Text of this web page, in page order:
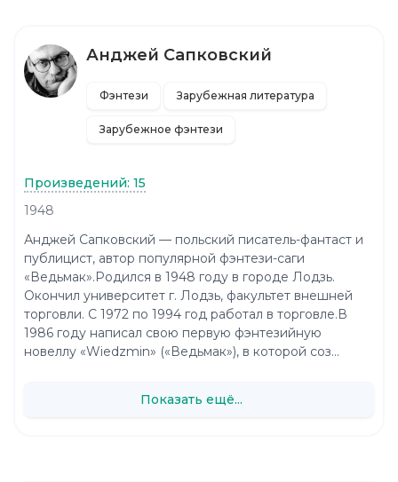
Анджей Сапковский
Фэнтези Зарубежная литература
Зарубежное фэнтези
Произведений: 15
1948
Анджей Сапковский — польский писатель-фантаст и
публицист, автор популярной фэнтези-саги
«Ведьмак».Родился в 1948 году в городе Лодзь.
Окончил университет г. Лодзь, факультет внешней
торговли. С 1972 по 1994 год работал в торговле.В
1986 году написал свою первую фэнтезийную
новеллу «Wiedzmin» («Ведьмак»), в которой соз...
Показать ещё...